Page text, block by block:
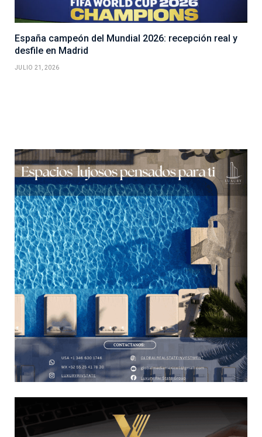
España campeón del Mundial 2026: recepción real y
desfile en Madrid
JULIO 21, 2026